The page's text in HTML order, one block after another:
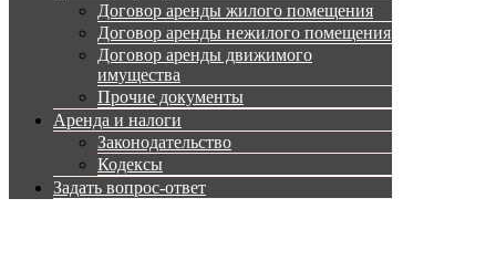
Договор аренды жилого помещения
Договор аренды нежилого помещения
Договор аренды движимого
имущества
Прочие документы
Аренда и налоги
Законодательство
Кодексы
Задать вопрос-ответ